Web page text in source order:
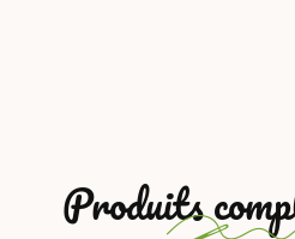
Produits